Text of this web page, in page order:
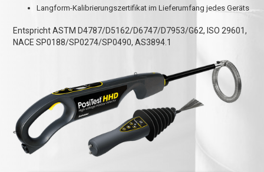
Langform-Kalibrierungszertifikat im Lieferumfang jedes Geräts
Entspricht ASTM D4787/D5162/D6747/D7953/G62, ISO 29601,
NACE SP0188/SP0274/SP0490, AS3894.1